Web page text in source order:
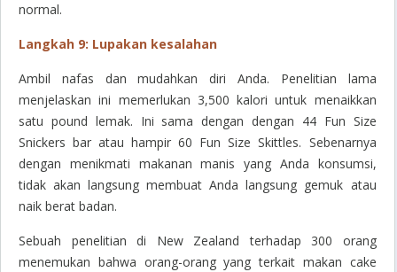
normal.
Langkah 9: Lupakan kesalahan
Ambil nafas dan mudahkan diri Anda. Penelitian lama
menjelaskan ini memerlukan 3,500 kalori untuk menaikkan
satu pound lemak. Ini sama dengan dengan 44 Fun Size
Snickers bar atau hampir 60 Fun Size Skittles. Sebenarnya
dengan menikmati makanan manis yang Anda konsumsi,
tidak akan langsung membuat Anda langsung gemuk atau
naik berat badan.
Sebuah penelitian di New Zealand terhadap 300 orang
menemukan bahwa orang-orang yang terkait makan cake